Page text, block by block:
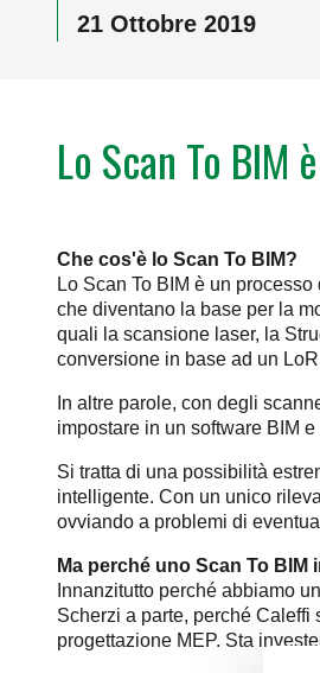
21 Ottobre 2019
Lo Scan To
Che cos'è lo Scan To BIM?
Lo Scan To BIM è un
che diventano la base per la
quali la scansione laser, la
conversione in base ad un
In altre parole, con degli
impostare in un software BIM
Si tratta di una possibilità
intelligente. Con un unico
ovviando a problemi di
Ma perché uno Scan To BIM
Innanzitutto perché abbiamo
Scherzi a parte, perché
progettazione MEP. Sta